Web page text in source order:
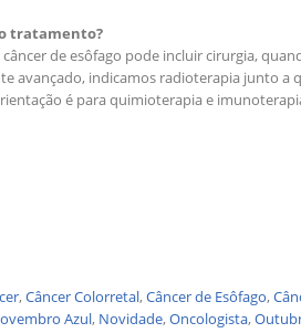
tratamento?
de esôfago pode incluir cirurgia,
avançado, indicamos radioterapia junto a
é para quimioterapia e
,Câncer Colorretal,Câncer de Esôfago,
Azul, Novidade,Oncologista,